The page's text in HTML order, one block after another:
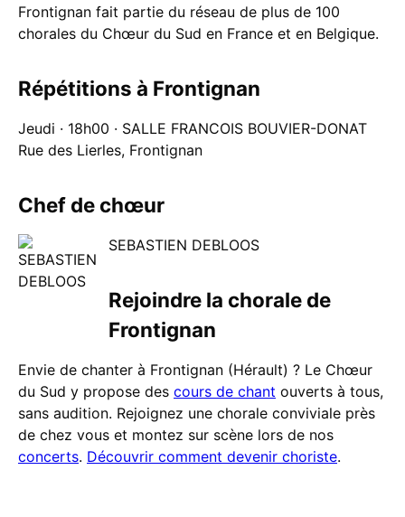
Frontignan fait partie du réseau de plus de 100
chorales du Chœur du Sud en France et en Belgique.
Répétitions à Frontignan
Jeudi · 18h00 · SALLE FRANCOIS BOUVIER-DONAT
Rue des Lierles, Frontignan
Chef de chœur
SEBASTIEN DEBLOOS
Rejoindre la chorale de
Frontignan
Envie de chanter à Frontignan (Hérault) ? Le Chœur
du Sud y propose des cours de chant ouverts à tous,
sans audition. Rejoignez une chorale conviviale près
de chez vous et montez sur scène lors de nos
concerts. Découvrir comment devenir choriste.